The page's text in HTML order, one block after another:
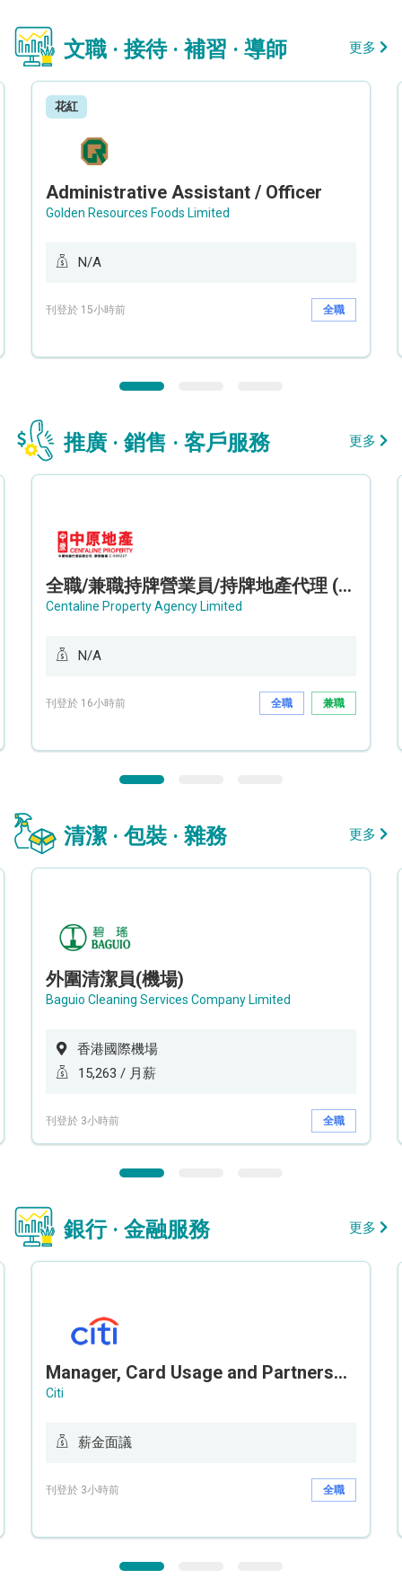
文職 · 接待 · 補習 · 導師 更多
花紅
Administrative Assistant / Officer
Golden Resources Foods Limited
N/A
刊登於 15小時前 全職
推廣 · 銷售 · 客戶服務 更多
全職/兼職持牌營業員/持牌地產代理 (長沙灣/將軍澳/油塘)
Centaline Property Agency Limited
N/A
刊登於 16小時前 全職 兼職
清潔 · 包裝 · 雜務 更多
外圍清潔員(機場)
Baguio Cleaning Services Company Limited
香港國際機場
15,263 / 月薪
刊登於 3小時前 全職
銀行 · 金融服務 更多
Manager, Card Usage and Partnership
Citi
薪金面議
刊登於 3小時前 全職